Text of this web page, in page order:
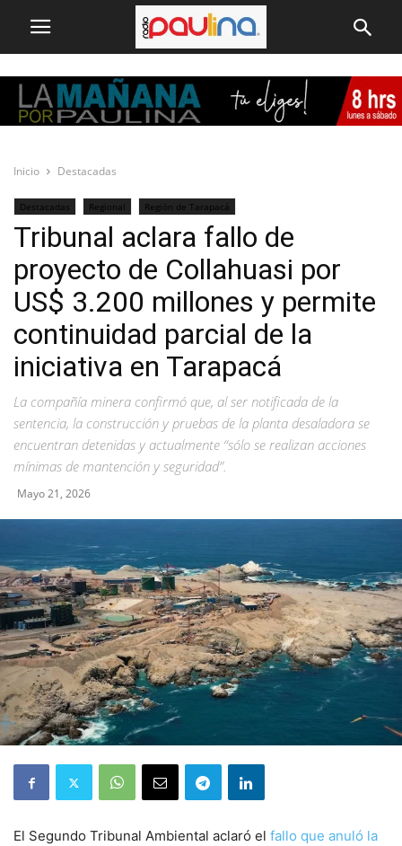
Inicio Destacadas
Destacadas Regional Región de Tarapacá
Tribunal aclara fallo de
proyecto de Collahuasi por
US$ 3.200 millones y permite
continuidad parcial de la
iniciativa en Tarapacá
La compañía minera confirmó que, al ser notificada de la
sentencia, la construcción y pruebas de la planta desaladora se
encuentran detenidas y actualmente “sólo se realizan acciones
mínimas de mantención y seguridad”.
Mayo 21, 2026
El Segundo Tribunal Ambiental aclaró el fallo que anuló la